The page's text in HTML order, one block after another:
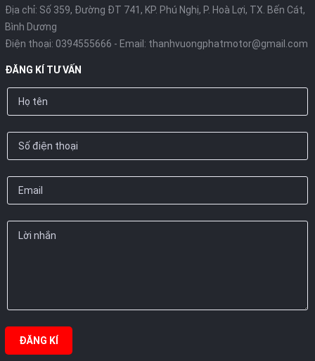
Địa chỉ: Số 359, Đường ĐT 741, KP. Phú Nghị, P. Hoà Lợi, TX. Bến Cát,
Bình Dương
Điện thoại: 0394555666 - Email: thanhvuongphatmotor@gmail.com
ĐĂNG KÍ TƯ VẤN
ĐĂNG KÍ